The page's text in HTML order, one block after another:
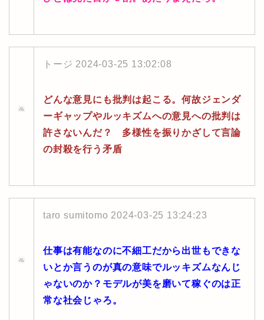
トージ 2024-03-25 13:02:08
どんな意見にも批判は起こる。何故ジェンダ
ーギャップやルッキズムへの意見への批判は
許さないんだ？ 多様性を振りかざして言論
の封殺を行う矛盾
taro sumitomo 2024-03-25 13:24:23
仕事は有能なのに不細工だから出世もできな
いとか言うのが真の意味でルッキズムなんじ
ゃないのか？モデルが美を磨いて稼ぐのは正
常な社会じゃろ。